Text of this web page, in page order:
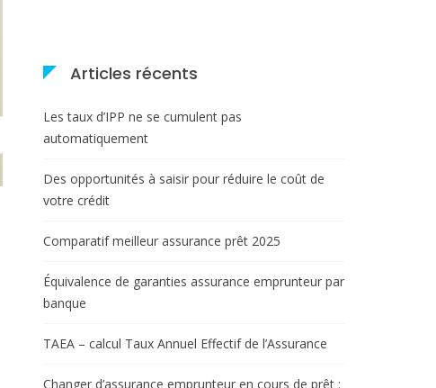
Articles récents
Les taux d’IPP ne se cumulent pas
automatiquement
Des opportunités à saisir pour réduire le coût de
votre crédit
Comparatif meilleur assurance prêt 2025
Équivalence de garanties assurance emprunteur par
banque
TAEA – calcul Taux Annuel Effectif de l’Assurance
Changer d’assurance emprunteur en cours de prêt :